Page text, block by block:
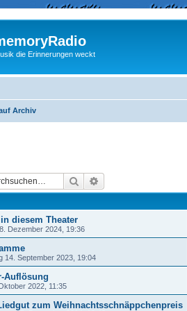
die Erinnerungen weckt
Archiv
Suche
diesem Theater
Dezember 2024, 19:36
14. September 2023, 19:04
Auflösung
2022, 11:35
zum Weihnachtsschnäppchenpreis